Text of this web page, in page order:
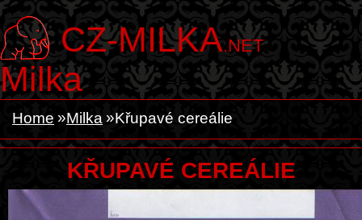
CZ-MILKA.NET
Milka
Home Milka Křupavé cereálie
KŘUPAVÉ CEREÁLIE